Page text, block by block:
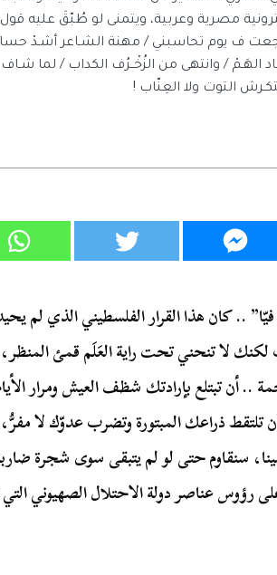
مصرية وعربية، ويتمنى لو طُبّقَ عليه
ف يوم تحاسبني / مهنة الشـاعر أشـدْ
الهَـمْ / وانتهى من الزُخْــرُف الكداب / لما شـاف
التوت ولا العِنّاب !
.. كان هذا القرار الفلسطيني الذي لم
لا تنحني تحت راية العَلَم قمئ
.. أن تبتلع بإرادتك شظف العيش ومرار
تلتقط ذراعك المبتورة وتضرب عدوّك لا
سنقاوم حتى لو لم يتبقى سوى شجرة
رؤوس عناصر دولة الاحتلال الصهيوني